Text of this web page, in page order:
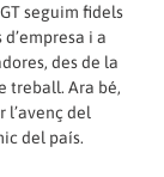
seguim fidels
i a
des de la
treball. Ara bé,
l’avenç del
del país.